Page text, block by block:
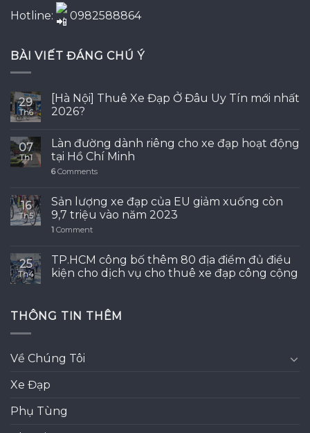
Hotline: 0982588864
BÀI VIẾT ĐÁNG CHÚ Ý
29
Th6
[Hà Nội] Thuê Xe Đạp Ở Đâu Uy Tín mới nhất
2026?
07
Th1
Làn đường dành riêng cho xe đạp hoạt động
tại Hồ Chí Minh
6Comments
16
Th5
Sản lượng xe đạp của EU giảm xuống còn
9,7 triệu vào năm 2023
1 Comment
25
Th4
TP.HCM công bố thêm 80 địa điểm đủ điều
kiện cho dịch vụ cho thuê xe đạp công cộng
THÔNG TIN THÊM
Về Chúng Tôi
Xe Đạp
Phụ Tùng